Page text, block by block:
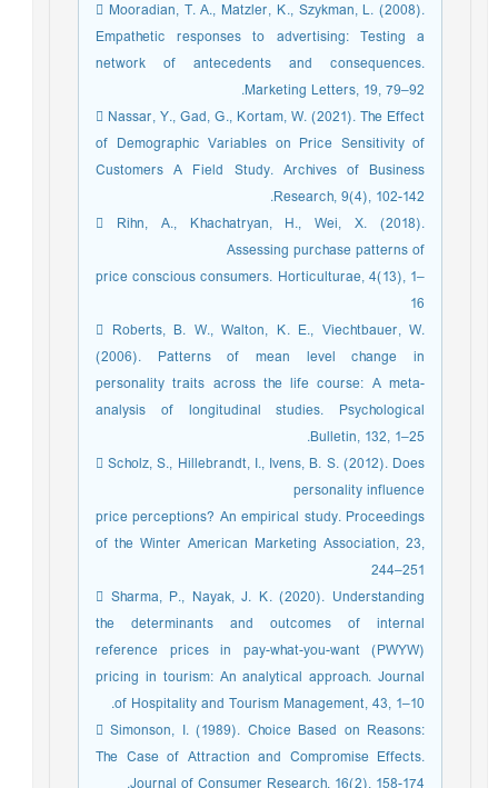
 Mooradian, T. A., Matzler, K., Szykman, L. (2008).
Empathetic responses to advertising: Testing a
network of antecedents and consequences.
Marketing Letters, 19, 79–92.
 Nassar, Y., Gad, G., Kortam, W. (2021). The Effect
of Demographic Variables on Price Sensitivity of
Customers A Field Study. Archives of Business
Research, 9(4), 102-142.
 Rihn, A., Khachatryan, H., Wei, X. (2018).
Assessing purchase patterns of
price conscious consumers. Horticulturae, 4(13), 1–
16
 Roberts, B. W., Walton, K. E., Viechtbauer, W.
(2006). Patterns of mean level change in
personality traits across the life course: A meta-
analysis of longitudinal studies. Psychological
Bulletin, 132, 1–25.
 Scholz, S., Hillebrandt, I., Ivens, B. S. (2012). Does
personality influence
price perceptions? An empirical study. Proceedings
of the Winter American Marketing Association, 23,
244–251
 Sharma, P., Nayak, J. K. (2020). Understanding
the determinants and outcomes of internal
reference prices in pay-what-you-want (PWYW)
pricing in tourism: An analytical approach. Journal
of Hospitality and Tourism Management, 43, 1–10.
 Simonson, I. (1989). Choice Based on Reasons:
The Case of Attraction and Compromise Effects.